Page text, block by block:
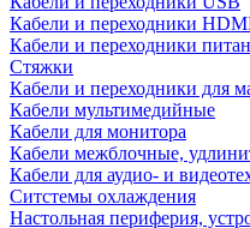
Кабели и переходники
Кабели и переходники
Стяжки
Кабели и переходники для
Кабели мультимедийные
Кабели для монитора
Кабели межблочные,
Кабели для аудио- и
Ситстемы охлаждения
Настольная периферия,